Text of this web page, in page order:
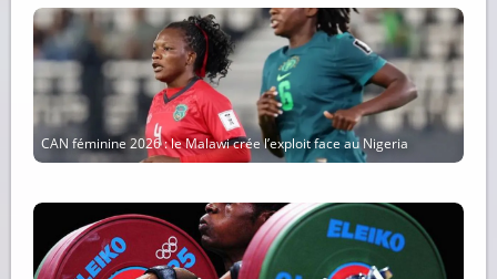
CAN féminine 2026 : le Malawi crée l’exploit face au Nigeria